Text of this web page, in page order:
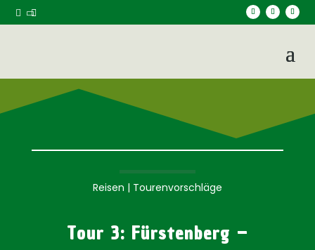
 
Reisen | Tourenvorschläge
Tour 3: Fürstenberg –